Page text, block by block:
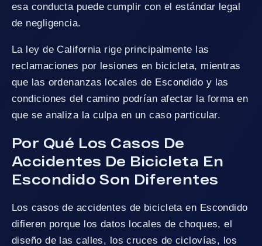
esa conducta puede cumplir con el estándar legal
de negligencia.
La ley de California rige principalmente las
reclamaciones por lesiones en bicicleta, mientras
que las ordenanzas locales de Escondido y las
condiciones del camino podrían afectar la forma en
que se analiza la culpa en un caso particular.
Por Qué Los Casos De
Accidentes De Bicicleta En
Escondido Son Diferentes
Los casos de accidentes de bicicleta en Escondido
difieren porque los datos locales de choques, el
diseño de las calles, los cruces de ciclovías, los